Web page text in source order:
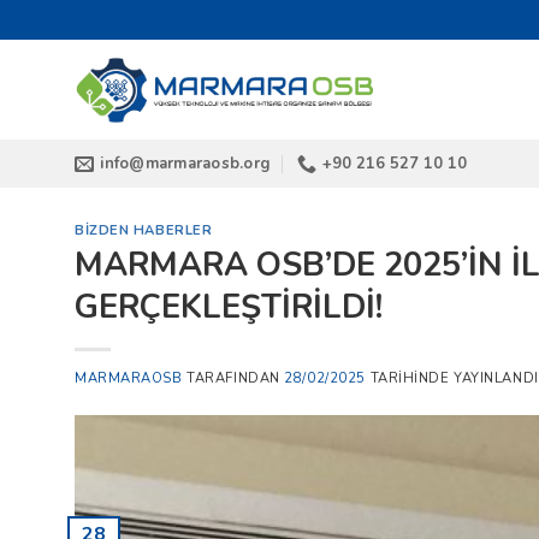
atla
info@marmaraosb.org +90 216 527 10 10
BIZDEN HABERLER
MARMARA OSB’DE 2025’İN
GERÇEKLEŞTİRİLDİ!
MARMARAOSB TARAFINDAN 28/02/2025 TARIHINDE YAYINLANDI
28